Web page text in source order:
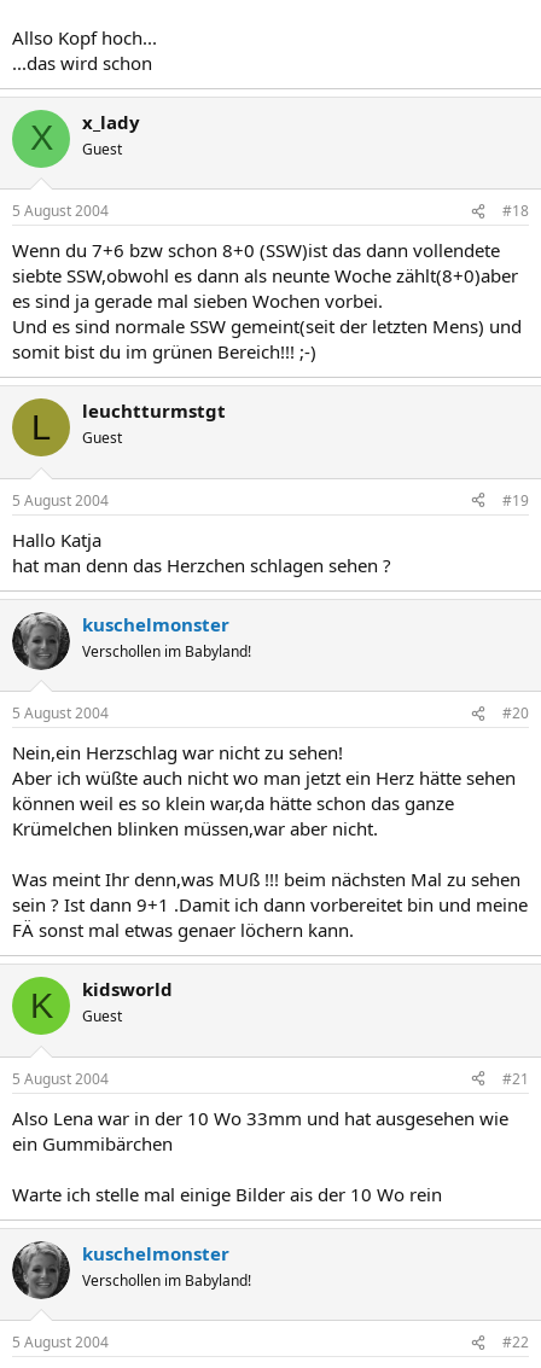
Allso Kopf hoch...
...das wird schon
X x_lady
Guest
5 August 2004 #18
Wenn du 7+6 bzw schon 8+0 (SSW)ist das dann vollendete
siebte SSW,obwohl es dann als neunte Woche zählt(8+0)aber
es sind ja gerade mal sieben Wochen vorbei.
Und es sind normale SSW gemeint(seit der letzten Mens) und
somit bist du im grünen Bereich!!! ;-)
L leuchtturmstgt
Guest
5 August 2004 #19
Hallo Katja
hat man denn das Herzchen schlagen sehen ?
kuschelmonster
Verschollen im Babyland!
5 August 2004 #20
Nein,ein Herzschlag war nicht zu sehen!
Aber ich wüßte auch nicht wo man jetzt ein Herz hätte sehen
können weil es so klein war,da hätte schon das ganze
Krümelchen blinken müssen,war aber nicht.
Was meint Ihr denn,was MUß !!! beim nächsten Mal zu sehen
sein ? Ist dann 9+1 .Damit ich dann vorbereitet bin und meine
FÄ sonst mal etwas genaer löchern kann.
K kidsworld
Guest
5 August 2004 #21
Also Lena war in der 10 Wo 33mm und hat ausgesehen wie
ein Gummibärchen
Warte ich stelle mal einige Bilder ais der 10 Wo rein
kuschelmonster
Verschollen im Babyland!
5 August 2004 #22